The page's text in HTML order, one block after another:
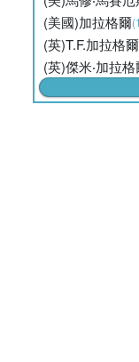
(美國)加拉格爾
(英)T.F.加拉格爾
(英)傑米‧加拉